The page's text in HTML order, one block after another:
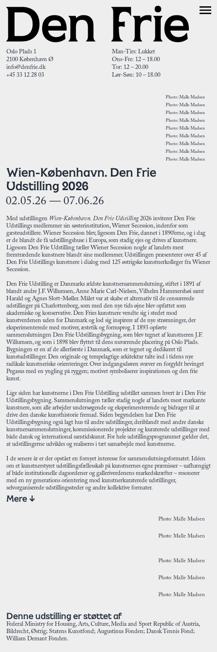
Oslo Plads 1
2100 København Ø
info@denfrie.dk
+45 33 12 28 03
Man-Tirs: Lukket
Ons-Fre: 12 – 18.00
Tor: 12 – 20.00
Lør-Søn: 10 – 18.00
Photo: Malle Madsen
Photo: Malle Madsen
Photo: Malle Madsen
Photo: Malle Madsen
Photo: Malle Madsen
Photo: Malle Madsen
Photo: Malle Madsen
Photo: Malle Madsen
Photo: Malle Madsen
Wien-København. Den Frie
Udstilling 2026
02.05.26 — 07.06.26
Med udstillingen Wien-København. Den Frie Udstilling2026 inviterer Den Frie
Udstillings medlemmer sin søsterinstitution, Wiener Secession, indenfor som
gæsteudstillere. Wiener Secession blev, ligesom Den Frie, dannet i 1890’erne, og i dag
er de blandt de få udstillingshuse i Europa, som stadig ejes og drives af kunstnere.
Ligesom Den Frie Udstilling tæller Wiener Secession nogle af landets mest
fremtrædende kunstnere blandt sine medlemmer. Udstillingen præsenterer over 45 af
Den Frie Udstillings kunstnere i dialog med 125 østrigske kunstnerkolleger fra Wiener
Secession.
Den Frie Udstilling er Danmarks ældste kunstnersammenslutning, stiftet i 1891 af
blandt andre J.F. Willumsen, Anne Marie Carl-Nielsen, Vilhelm Hammershøi samt
Harald og Agnes Slott-Møller. Målet var at skabe et alternativ til de censurerede
udstillinger på Charlottenborg, som med den nye tids øjne blev opfattet som
akademiske og konservative. Den Fries kunstnere vendte sig i stedet mod
kunstverdenen uden for Danmark og lod sig inspirere af de nye strømninger, der
eksperimenterede med motiver, æstetik og formsprog. I 1893 opførte
sammenslutningen Den Frie Udstillingsbygning, som blev tegnet af kunstneren J.F.
Willumsen, og som i 1898 blev flyttet til dens nuværende placering på Oslo Plads.
Bygningen er en af de allerførste i Danmark, som er tegnet og dedikeret til
kunstudstillinger. Den originale og tempelagtige arkitektur talte ind i tidens nye
radikale kunstneriske orienteringer. Over indgangsdøren svæver en forgyldt bevinget
Pegasus med en yngling på ryggen; motivet symboliserer inspirationen og den frie
kunst.
Lige siden har kunstnerne i Den Frie Udstilling udstillet sammen hvert år i Den Frie
Udstillingsbygning. Sammenslutningen tæller stadig nogle af landets mest markante
kunstnere, som alle arbejder undersøgende og eksperimenterende og bidrager til at
drive den danske kunsthistorie fremad. Siden begyndelsen har Den Frie
Udstillingsbygning også lagt hus til andre udstillinger, deriblandt med andre danske
kunstnersammenslutninger, kommissionerede projekter og kuraterede udstillinger med
både dansk og international samtidskunst. For hele udstillingsprogrammet gælder det,
at udstillingerne udvikles og realiseres i tæt samarbejde med kunstnerne.
I de senere år er der opstået en fornyet interesse for sammenslutningsformatet. Idéen
om et kunstnerstyret udstillingsfællesskab på kunstnernes egne præmisser – uafhængigt
af både institutionelle dagsordener og galleriverdenens markedskræfter – resonerer
med en ny generations orientering mod kunstnerkuraterede udstillinger,
selvorganiserede udstillingssteder og andre kollektive formater.
Mere ↓
Photo: Malle Madsen
Photo: Malle Madsen
Photo: Malle Madsen
Photo: Malle Madsen
Photo: Malle Madsen
Denne udstilling er støttet af
Federal Ministry for Housing, Arts, Culture, Media and Sport Republic of Austria,
Bildrecht, Østrig; Statens Kunstfond; Augustinus Fonden; Dansk Tennis Fond;
William Demant Fonden.